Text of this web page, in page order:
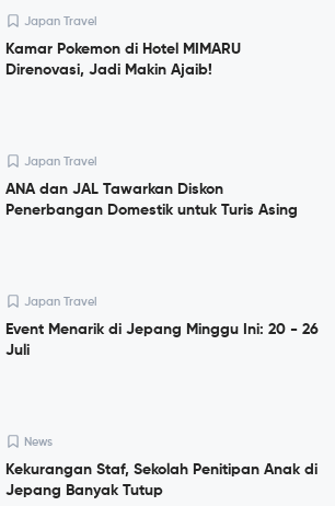
Japan Travel
Kamar Pokemon di Hotel MIMARU
Direnovasi, Jadi Makin Ajaib!
Japan Travel
ANA dan JAL Tawarkan Diskon
Penerbangan Domestik untuk Turis Asing
Japan Travel
Event Menarik di Jepang Minggu Ini: 20 - 26
Juli
News
Kekurangan Staf, Sekolah Penitipan Anak di
Jepang Banyak Tutup